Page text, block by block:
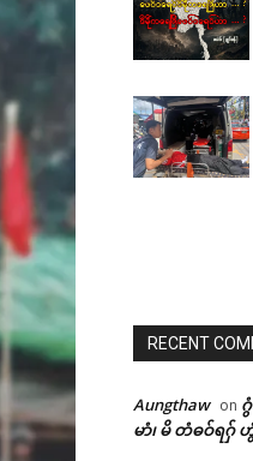
RECENT
Aungthaw on
မာံ၊ မိ တံဓဝ်ရဂှ်